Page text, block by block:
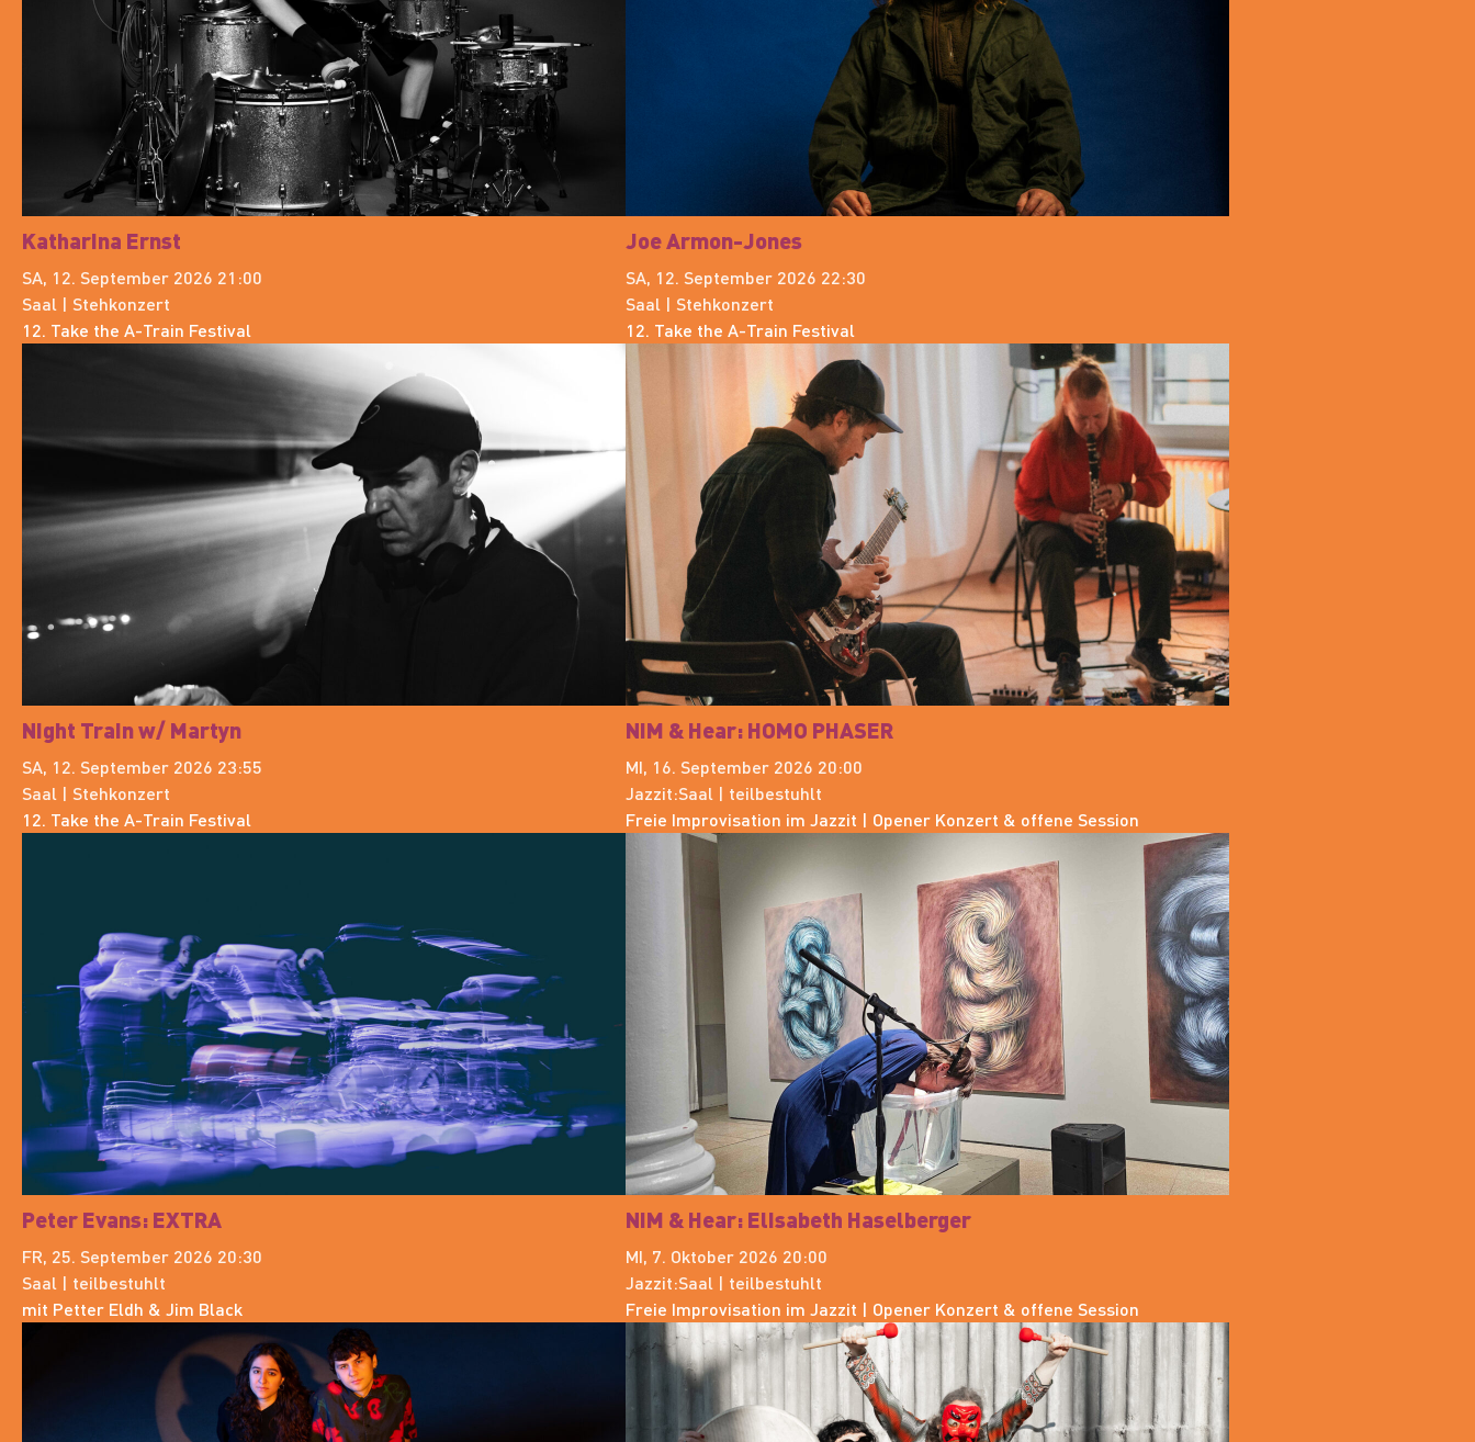
Katharina Ernst
SA, 12. September 2026 21:00
Saal | Stehkonzert
12. Take the A-Train Festival
Joe Armon-Jones
SA, 12. September 2026 22:30
Saal | Stehkonzert
12. Take the A-Train Festival
Night Train w/ Martyn
SA, 12. September 2026 23:55
Saal | Stehkonzert
12. Take the A-Train Festival
NiM & Hear: HOMO PHASER
MI, 16. September 2026 20:00
Jazzit:Saal | teilbestuhlt
Freie Improvisation im Jazzit | Opener Konzert & offene Session
Peter Evans: EXTRA
FR, 25. September 2026 20:30
Saal | teilbestuhlt
mit Petter Eldh & Jim Black
NiM & Hear: Elisabeth Haselberger
MI, 7. Oktober 2026 20:00
Jazzit:Saal | teilbestuhlt
Freie Improvisation im Jazzit | Opener Konzert & offene Session